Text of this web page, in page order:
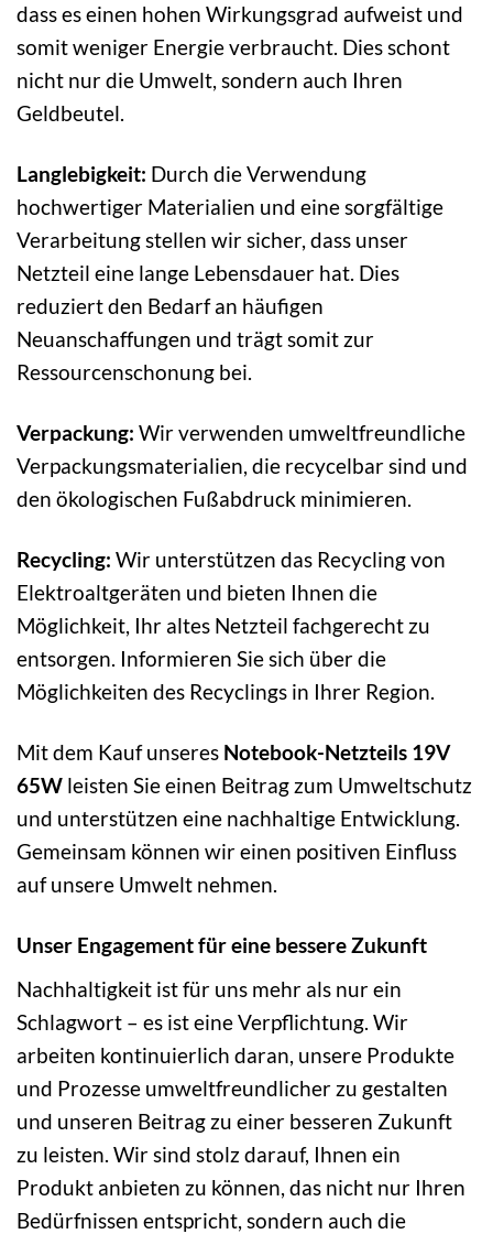
dass es einen hohen Wirkungsgrad aufweist und
somit weniger Energie verbraucht. Dies schont
nicht nur die Umwelt, sondern auch Ihren
Geldbeutel.
Langlebigkeit: Durch die Verwendung
hochwertiger Materialien und eine sorgfältige
Verarbeitung stellen wir sicher, dass unser
Netzteil eine lange Lebensdauer hat. Dies
reduziert den Bedarf an häufigen
Neuanschaffungen und trägt somit zur
Ressourcenschonung bei.
Verpackung: Wir verwenden umweltfreundliche
Verpackungsmaterialien, die recycelbar sind und
den ökologischen Fußabdruck minimieren.
Recycling: Wir unterstützen das Recycling von
Elektroaltgeräten und bieten Ihnen die
Möglichkeit, Ihr altes Netzteil fachgerecht zu
entsorgen. Informieren Sie sich über die
Möglichkeiten des Recyclings in Ihrer Region.
Mit dem Kauf unseres Notebook-Netzteils 19V
65W leisten Sie einen Beitrag zum Umweltschutz
und unterstützen eine nachhaltige Entwicklung.
Gemeinsam können wir einen positiven Einfluss
auf unsere Umwelt nehmen.
Unser Engagement für eine bessere Zukunft
Nachhaltigkeit ist für uns mehr als nur ein
Schlagwort – es ist eine Verpflichtung. Wir
arbeiten kontinuierlich daran, unsere Produkte
und Prozesse umweltfreundlicher zu gestalten
und unseren Beitrag zu einer besseren Zukunft
zu leisten. Wir sind stolz darauf, Ihnen ein
Produkt anbieten zu können, das nicht nur Ihren
Bedürfnissen entspricht, sondern auch die